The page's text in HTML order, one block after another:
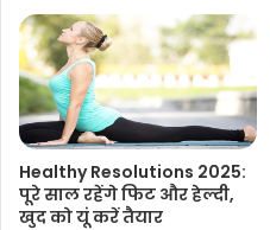
Healthy Resolutions 2025:
पूरे साल रहेंगे फिट और हेल्दी,
खुद को यूं करें तैयार